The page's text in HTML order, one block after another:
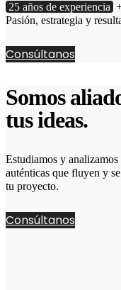
25 años de experiencia
Pasión, estrategia y
Consúltanos
Somos
tus ideas.
Estudiamos y
auténticas que fluyen y
tu proyecto.
Consúltanos